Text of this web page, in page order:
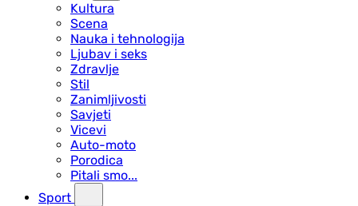
Kultura
Scena
Nauka i tehnologija
Ljubav i seks
Zdravlje
Stil
Zanimljivosti
Savjeti
Vicevi
Auto-moto
Porodica
Pitali smo...
Sport